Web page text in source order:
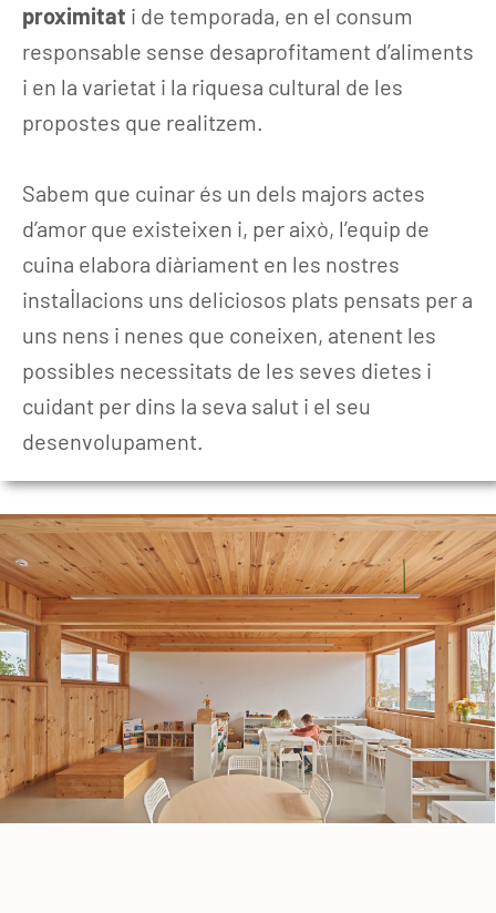
proximitat i de temporada, en el consum
responsable sense desaprofitament d’aliments
i en la varietat i la riquesa cultural de les
propostes que realitzem.
Sabem que cuinar és un dels majors actes
d’amor que existeixen i, per això, l’equip de
cuina elabora diàriament en les nostres
instal·lacions uns deliciosos plats pensats per a
uns nens i nenes que coneixen, atenent les
possibles necessitats de les seves dietes i
cuidant per dins la seva salut i el seu
desenvolupament.